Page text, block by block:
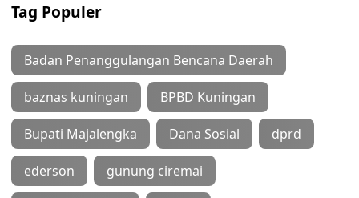
Tag Populer
Badan Penanggulangan Bencana Daerah
baznas kuningan BPBD Kuningan
Bupati Majalengka Dana Sosial dprd
ederson gunung ciremai